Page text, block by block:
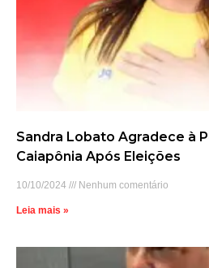
Sandra Lobato Agradece à
Caiapônia Após Eleições
10/10/2024 Nenhum comentário
Leia mais »